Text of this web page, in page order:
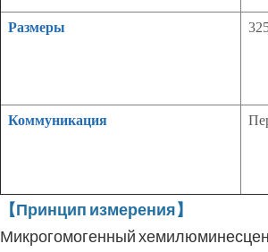
Размеры
Коммуникация
【Принцип измерения】
Микрогомогенный